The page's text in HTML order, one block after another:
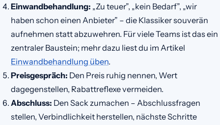
Einwandbehandlung: „Zu teuer”, „kein Bedarf”, „wir
haben schon einen Anbieter” – die Klassiker souverän
aufnehmen statt abzuwehren. Für viele Teams ist das ein
zentraler Baustein; mehr dazu liest du im Artikel
Einwandbehandlung üben.
Preisgespräch: Den Preis ruhig nennen, Wert
dagegenstellen, Rabattreflexe vermeiden.
Abschluss: Den Sack zumachen – Abschlussfragen
stellen, Verbindlichkeit herstellen, nächste Schritte